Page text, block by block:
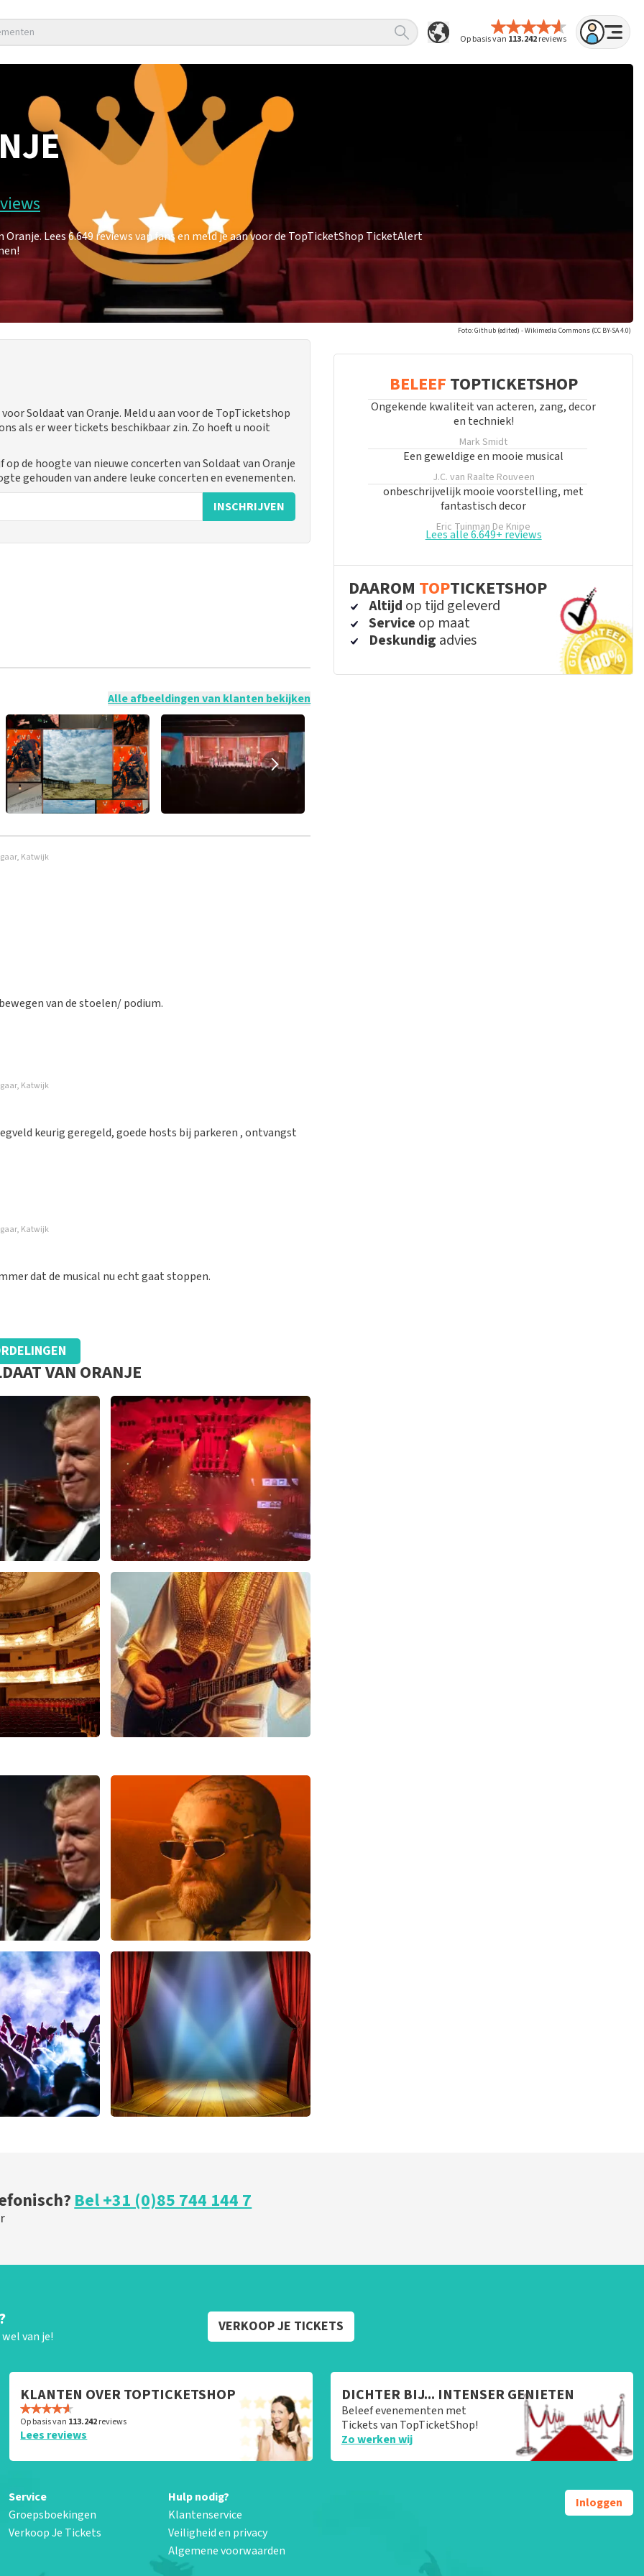
Op basis van 113.242reviews
Lees 6.649 reviews van fans en meld je aan voor de TopTicketShop TicketAlert
Foto: Github (edited) - Wikimedia Commons (CC BY-SA 4.0)
Soldaat van Oranje. Meld u aan voor de TopTicketshop
als er weer tickets beschikbaar zin. Zo hoeft u nooit
de hoogte van nieuwe concerten van Soldaat van Oranje
gehouden van andere leuke concerten en evenementen.
INSCHRIJVEN
om een review achter te laten als je geen tickets
Alle afbeeldingen van klanten bekijken
Katwijk
van de stoelen/ podium.
mail
Katwijk
keurig geregeld, goede hosts bij parkeren , ontvangst
kunnen bemachtigen.
Katwijk
dat de musical nu echt gaat stoppen.
zagen we dat we automatisch op een andere site
1 week voor de show ontvangen dus we waren toch wel
Verder heb ik geen klachten.
VAN ORANJE
reviews
Vrienden Van Amstel Live
1252+reviews
BEKIJKEN
reviews 845+reviews
BEKIJKEN
Teddy Swims
764laatste 30 minuten
BESTEL NU
BELEEF TOPTICKETSHOP
Ongekende kwaliteit van acteren, zang, decor
en techniek!
Mark Smidt
Een geweldige en mooie musical
J.C. van Raalte Rouveen
onbeschrijvelijk mooie voorstelling, met
fantastisch decor
Eric Tuinman De Knipe
Lees alle 6.649+ reviews
DAAROM TOPTICKETSHOP
Altijd op tijd geleverd
Service op maat
Deskundig advies
Bel +31 (0)85 744 144 7
van je!
VERKOOP JE TICKETS
KLANTEN OVER TOPTICKETSHOP
Op basis van 113.242reviews
Lees reviews
DICHTER BIJ... INTENSER GENIETEN
Beleef evenementen met
Tickets van TopTicketShop!
Zo werken wij
Service
Groepsboekingen
Verkoop Je Tickets
Hulp nodig?
Klantenservice
Veiligheid en privacy
Algemene voorwaarden
Inloggen